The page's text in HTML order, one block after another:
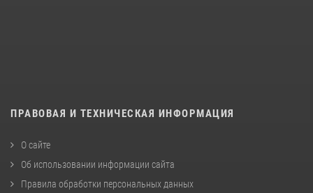
ПРАВОВАЯ И ТЕХНИЧЕСКАЯ ИНФОРМАЦИЯ
О сайте
Об использовании информации сайта
Правила обработки персональных данных